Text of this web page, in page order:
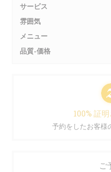
サービス
雰囲気
メニュー
品質-価格
100% 証
予約をしたお客様
ご